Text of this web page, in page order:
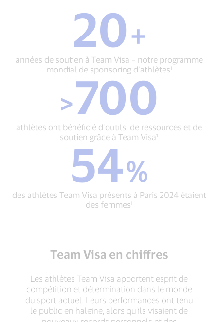
20
années
de
soutien
à
Team
Visa
notre
programme
mondial
de
sponsoring
d’athlètes¹
20+
années de soutien à Team Visa – notre programme
mondial de sponsoring d’athlètes¹
>
700
athlètes
ont
bénéficié
d’outils,
de
ressources
et
de
soutien
grâce
à
Team
>700
athlètes ont bénéficié d’outils, de ressources et de
soutien grâce à Team Visa¹
54
%
des
athlètes
Team
Visa
présents
étaient
des
54%
des athlètes Team Visa présents à Paris 2024 étaient
des femmes¹
Team Visa en chiffres
Les athlètes Team Visa apportent esprit de
compétition et détermination dans le monde
du sport actuel. Leurs performances ont tenu
le public en haleine, alors qu’ils visaient de